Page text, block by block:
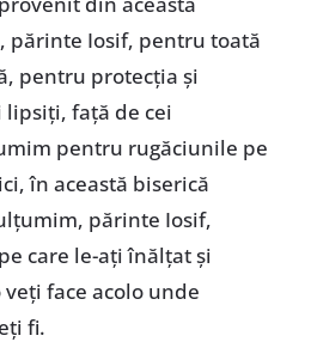
părinte Iosif, pentru toată
pentru protecția și
lipsiți, față de cei
pentru rugăciunile pe
în această biserică
părinte Iosif,
care le-ați înălțat și
face acolo unde
fi.